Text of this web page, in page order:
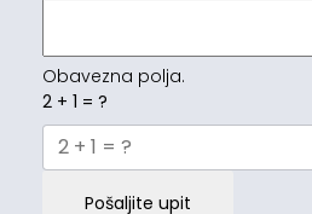
Obavezna polja.
2 + 1 = ?
Pošaljite upit